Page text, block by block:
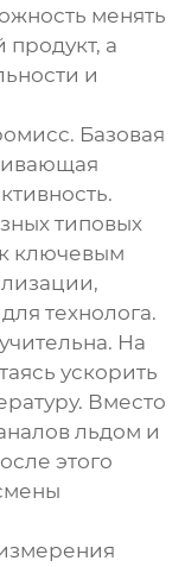
менять
а
и
Базовая
типовых
ключевым
технолога.
На
ускорить
Вместо
льдом и
этого